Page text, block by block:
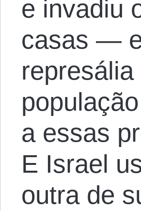
e invadiu
casas —
a essas
E Israel
outra de